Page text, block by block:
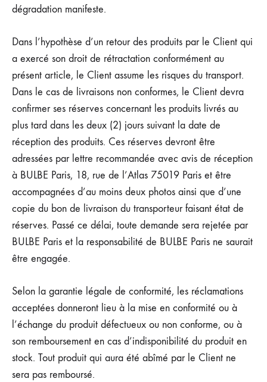
dégradation manifeste.
Dans l’hypothèse d’un retour des produits par le Client qui
a exercé son droit de rétractation conformément au
présent article, le Client assume les risques du transport.
Dans le cas de livraisons non conformes, le Client devra
confirmer ses réserves concernant les produits livrés au
plus tard dans les deux (2) jours suivant la date de
réception des produits. Ces réserves devront être
adressées par lettre recommandée avec avis de réception
à BULBE Paris, 18, rue de l’Atlas 75019 Paris et être
accompagnées d’au moins deux photos ainsi que d’une
copie du bon de livraison du transporteur faisant état de
réserves. Passé ce délai, toute demande sera rejetée par
BULBE Paris et la responsabilité de BULBE Paris ne saurait
être engagée.
Selon la garantie légale de conformité, les réclamations
acceptées donneront lieu à la mise en conformité ou à
l’échange du produit défectueux ou non conforme, ou à
son remboursement en cas d’indisponibilité du produit en
stock. Tout produit qui aura été abîmé par le Client ne
sera pas remboursé.